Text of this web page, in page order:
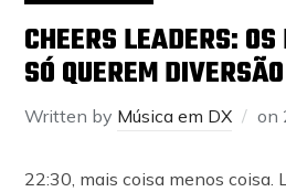
CHEERS LEADERS:
SÓ QUEREM DIVERSÃO
Written by Música em DX on
22:30, mais coisa menos coisa.